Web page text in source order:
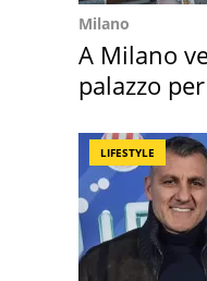
Milano
A Milano
palazzo
LIFESTYLE